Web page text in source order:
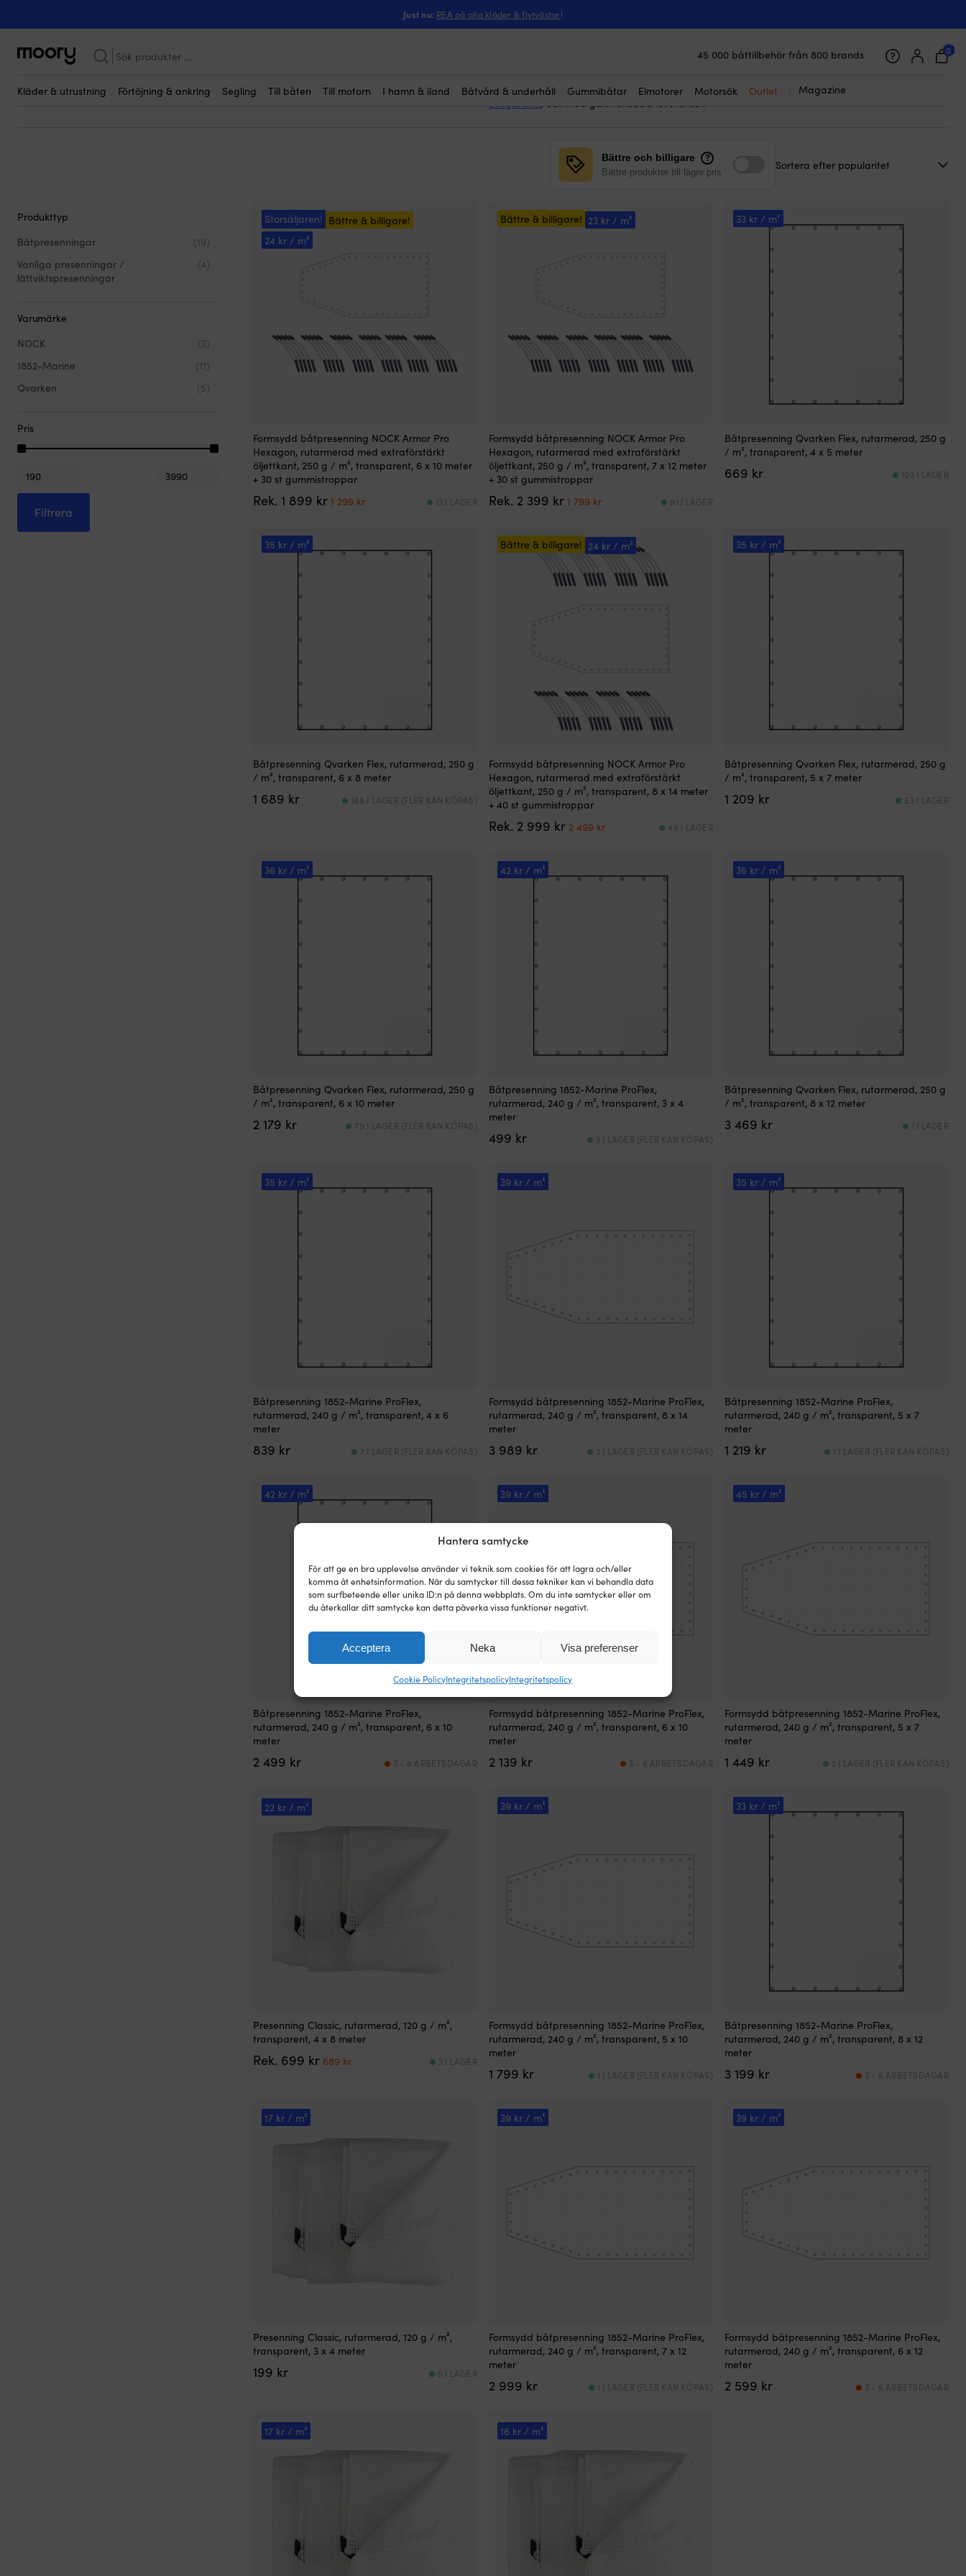
Hantera samtycke
För att ge en bra upplevelse använder vi teknik som cookies för att lagra och/eller
komma åt enhetsinformation. När du samtycker till dessa tekniker kan vi behandla data
som surfbeteende eller unika ID:n på denna webbplats. Om du inte samtycker eller om
du återkallar ditt samtycke kan detta påverka vissa funktioner negativt.
Acceptera Neka Visa preferenser
Cookie PolicyIntegritetspolicyIntegritetspolicy
Just nu: REA på alla kläder & flytvästar!
Sök
efter:
45 000 båttillbehör från 800 brands
Supernöjda kunder – 4.7/5 på Trustpilot
0
Kläder & utrustning Förtöjning & ankring Segling Till båten Till motorn I hamn & iland Båtvård & underhåll Gummibåtar Elmotorer Motorsök Outlet Magazine
Armerade presenningar
Hur undviker jag fukt och mögel under presenningen? Hur fästs presenningen?
Här köper duarmerade presenningar– dvs. de modeller som är extra förstärkta. Normalt
givetvis också när du ska täcka något annat stort där det verkligen är viktigt pressen inte går
Vi säljer armerade båtpresenningar från välkända kvalitetsvarumärken till riktigt bra priser (med
prisgaranti) och med galet snabba leveranser.
Bättre och billigare ?
Bättre produkter till lägre pris
Produkttyp
Båtpresenningar
(19)
Vanliga presenningar /
lättviktspresenningar
(4)
Varumärke
NOCK
(3)
1852-Marine
(11)
Qvarken
(5)
Pris
Min
pris
Max
pris
Filtrera
Storsäljaren! Bättre & billigare!
24 kr / m²
Formsydd båtpresenning NOCK Armor Pro
Hexagon, rutarmerad med extraförstärkt
öljettkant, 250 g / m², transparent, 6 x 10 meter
+ 30 st gummistroppar
Rek. 1 899 krDet
1
1 299 krDet
1
13 I LAGER
Bättre & billigare! 23 kr / m²
Formsydd båtpresenning NOCK Armor Pro
Hexagon, rutarmerad med extraförstärkt
öljettkant, 250 g / m², transparent, 7 x 12 meter
+ 30 st gummistroppar
Rek. 2 399 krDet
var:
2
1 799 krDet
är:
1
91 I LAGER
33 kr / m²
Båtpresenning Qvarken Flex, rutarmerad, 250 g
/ m², transparent, 4 x 5 meter
669 kr 103 I LAGER
35 kr / m²
Båtpresenning Qvarken Flex, rutarmerad, 250 g
/ m², transparent, 6 x 8 meter
1 689 kr 188 I LAGER (FLER KAN KÖPAS)
Bättre & billigare! 24 kr / m²
Formsydd båtpresenning NOCK Armor Pro
Hexagon, rutarmerad med extraförstärkt
öljettkant, 250 g / m², transparent, 8 x 14 meter
+ 40 st gummistroppar
Rek. 2 999 kr Det
2
2 499 krDet
2
46 I LAGER
35 kr / m²
Båtpresenning Qvarken Flex, rutarmerad, 250 g
/ m², transparent, 5 x 7 meter
1 209 kr 53 I LAGER
36 kr / m²
Båtpresenning Qvarken Flex, rutarmerad, 250 g
/ m², transparent, 6 x 10 meter
2 179 kr 79 I LAGER (FLER KAN KÖPAS)
42 kr / m²
Båtpresenning 1852-Marine ProFlex,
rutarmerad, 240 g / m², transparent, 3 x 4
meter
499 kr 3 I LAGER (FLER KAN KÖPAS)
36 kr / m²
Båtpresenning Qvarken Flex, rutarmerad, 250 g
/ m², transparent, 8 x 12 meter
3 469 kr 1 I LAGER
35 kr / m²
Båtpresenning 1852-Marine ProFlex,
rutarmerad, 240 g / m², transparent, 4 x 6
meter
839 kr 7 I LAGER (FLER KAN KÖPAS)
39 kr / m²
Formsydd båtpresenning 1852-Marine ProFlex,
rutarmerad, 240 g / m², transparent, 8 x 14
meter
3 989 kr 2 I LAGER (FLER KAN KÖPAS)
35 kr / m²
Båtpresenning 1852-Marine ProFlex,
rutarmerad, 240 g / m², transparent, 5 x 7
meter
1 219 kr 1 I LAGER (FLER KAN KÖPAS)
42 kr / m²
Båtpresenning 1852-Marine ProFlex,
rutarmerad, 240 g / m², transparent, 6 x 10
meter
2 499 kr 3 - 6 ARBETSDAGAR
39 kr / m²
Formsydd båtpresenning 1852-Marine ProFlex,
rutarmerad, 240 g / m², transparent, 6 x 10
meter
2 139 kr 3 - 6 ARBETSDAGAR
45 kr / m²
Formsydd båtpresenning 1852-Marine ProFlex,
rutarmerad, 240 g / m², transparent, 5 x 7
meter
1 449 kr 2 I LAGER (FLER KAN KÖPAS)
22 kr / m²
Presenning Classic, rutarmerad, 120 g / m²,
transparent, 4 x 8 meter
Rek. 699 kr Det
689 krDet
3 I LAGER
39 kr / m²
Formsydd båtpresenning 1852-Marine ProFlex,
rutarmerad, 240 g / m², transparent, 5 x 10
meter
1 799 kr 1 I LAGER (FLER KAN KÖPAS)
33 kr / m²
Båtpresenning 1852-Marine ProFlex,
rutarmerad, 240 g / m², transparent, 8 x 12
meter
3 199 kr 3 - 6 ARBETSDAGAR
17 kr / m²
Presenning Classic, rutarmerad, 120 g / m²,
transparent, 3 x 4 meter
199 kr 5 I LAGER
39 kr / m²
Formsydd båtpresenning 1852-Marine ProFlex,
rutarmerad, 240 g / m², transparent, 7 x 12
meter
2 999 kr 1 I LAGER (FLER KAN KÖPAS)
39 kr / m²
Formsydd båtpresenning 1852-Marine ProFlex,
rutarmerad, 240 g / m², transparent, 6 x 12
meter
2 599 kr 3 - 6 ARBETSDAGAR
17 kr / m² 16 kr / m²